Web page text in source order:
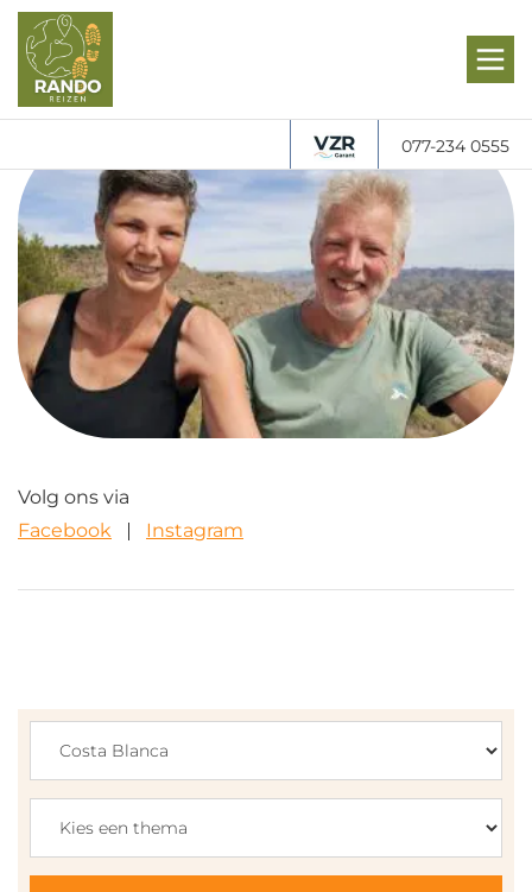
077-234 0555
Volg ons via
Facebook
Instagram